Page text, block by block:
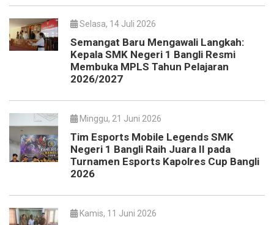
Selasa, 14 Juli 2026
Semangat Baru Mengawali Langkah:
Kepala SMK Negeri 1 Bangli Resmi
Membuka MPLS Tahun Pelajaran
2026/2027
Minggu, 21 Juni 2026
Tim Esports Mobile Legends SMK
Negeri 1 Bangli Raih Juara II pada
Turnamen Esports Kapolres Cup Bangli
2026
Kamis, 11 Juni 2026